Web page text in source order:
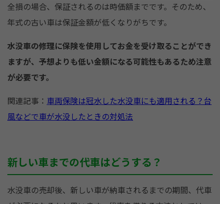
全損の場合、保証されるのは時価額までです。そのため、
年式の古い車は保証金額が低くなりがちです。
水没車の修理に保険を使用してお金を受け取ることができ
ますが、予想よりも低い金額になる可能性もあるため注意
が必要です。
関連記事： 車両保険は冠水した水没車にも適用される？台
風などで車が水没したときの対処法
新しい車までの代車はどうする？
水没車の売却後、新しい車が納車されるまでの期間、代車